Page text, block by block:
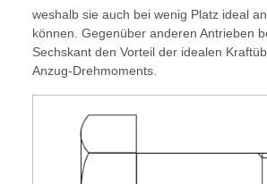
weshalb sie auch bei wenig Platz ideal
können. Gegenüber anderen Antrieben
Sechskant den Vorteil der idealen
Anzug-Drehmoments.